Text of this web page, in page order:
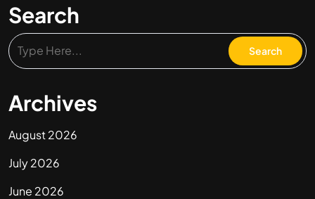
Search
Archives
August 2026
July 2026
June 2026